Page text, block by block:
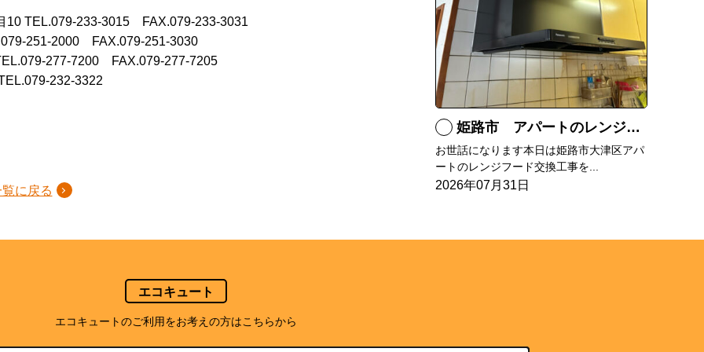
10 TEL.079-233-3015 FAX.079-233-3031
251-2000 FAX.079-251-3030
277-7200 FAX.079-277-7205
232-3322
に戻る
姫路市 アパートのレンジフード交換
お世話になります本日は姫路市大津区アパ
ートのレンジフード交換工事を...
2026年07月31日
エコキュート
エコキュートのご利用をお考えの方はこちらから